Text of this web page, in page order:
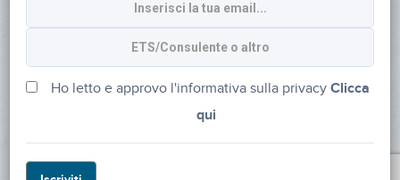
Ho letto e approvo l'informativa sulla privacyClicca
qui
Powered by